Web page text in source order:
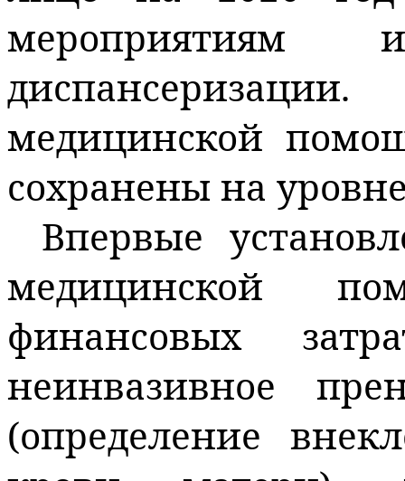
медицинской
сохранены на
Впервые
медицинской
финансовых
неинвазивное
(определение